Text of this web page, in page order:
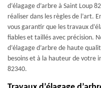
d’élagage d’arbre à Saint Loup
réaliser dans les règles de l’art.
vous garantir que les travaux
fiables et taillés avec précision.
d’élagage d’arbre de haute
besoins et à la hauteur de votre
82340.